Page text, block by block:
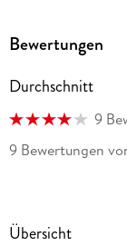
Award
produziert.
Bewertungen
Durchschnitt
9
9 Bewertungen
Übersicht